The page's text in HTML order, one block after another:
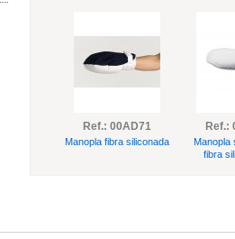
Ref.: 00AD71
Manopla fibra siliconada
Ref.:
Manopla
fibra